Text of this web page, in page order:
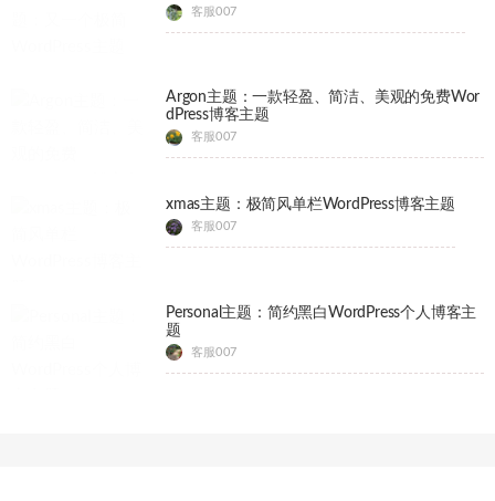
客服007
Argon主题：一款轻盈、简洁、美观的免费Wor
dPress博客主题
客服007
xmas主题：极简风单栏WordPress博客主题
客服007
Personal主题：简约黑白WordPress个人博客主
题
客服007